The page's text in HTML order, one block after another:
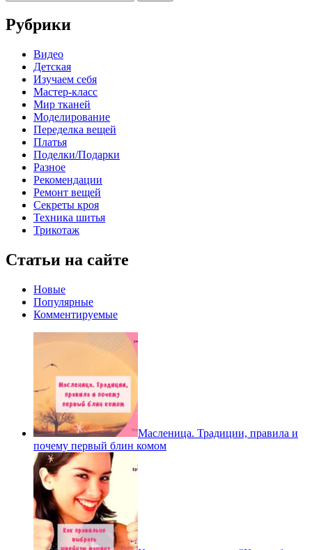
Рубрики
Видео
Детская
Изучаем себя
Мастер-класс
Мир тканей
Моделирование
Переделка вещей
Платья
Поделки/Подарки
Разное
Рекомендации
Ремонт вещей
Секреты кроя
Техника шитья
Трикотаж
Статьи на сайте
Новые
Популярные
Комментируемые
Масленица. Традиции, правила и
почему первый блин комом